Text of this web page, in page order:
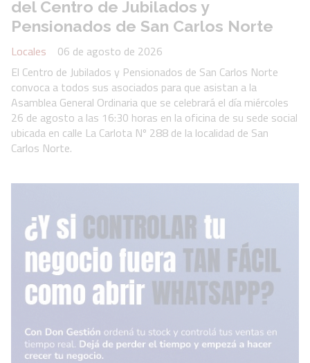
del Centro de Jubilados y
Pensionados de San Carlos Norte
Locales
06 de agosto de 2026
El Centro de Jubilados y Pensionados de San Carlos Norte
convoca a todos sus asociados para que asistan a la
Asamblea General Ordinaria que se celebrará el día miércoles
26 de agosto a las 16:30 horas en la oficina de su sede social
ubicada en calle La Carlota Nº 288 de la localidad de San
Carlos Norte.